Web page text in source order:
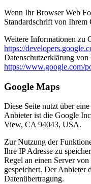
Wenn Ihr Browser Web
Standardschrift von Ihrem
Weitere Informationen zu
https://
Datenschutzerklärung von
https://www.google.com/
Google Maps
Diese Seite nutzt über
Anbieter ist die Google
View, CA 94043, USA.
Zur Nutzung der
Ihre IP Adresse zu
Regel an einen Server
gespeichert. Der Anbieter
Datenübertragung.